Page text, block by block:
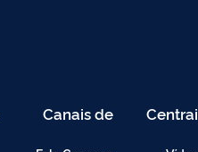
Canais de